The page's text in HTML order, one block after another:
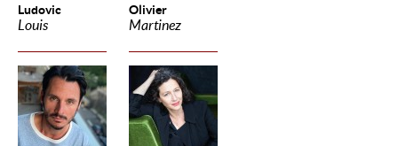
Ludovic
Louis
Olivier
Martinez